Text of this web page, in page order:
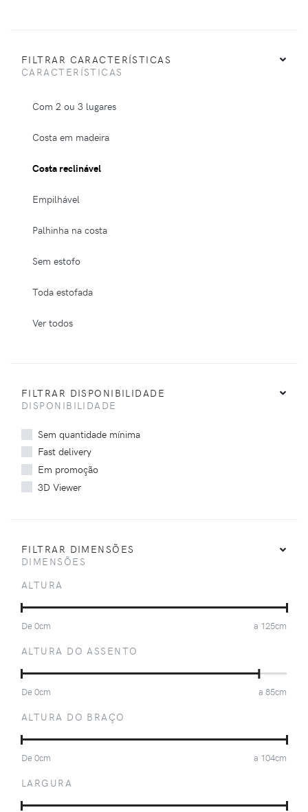
FILTRAR CARACTERÍSTICAS
CARACTERÍSTICAS
Com 2 ou 3 lugares
Costa em madeira
Costa reclinável
Empilhável
Palhinha na costa
Sem estofo
Toda estofada
Ver todos
FILTRAR DISPONIBILIDADE
DISPONIBILIDADE
Sem quantidade mínima
Fast delivery
Em promoção
3D Viewer
FILTRAR DIMENSÕES
DIMENSÕES
ALTURA
De0cm a 125cm
ALTURA DO ASSENTO
De0cm a 85cm
ALTURA DO BRAÇO
De0cm a 104cm
LARGURA